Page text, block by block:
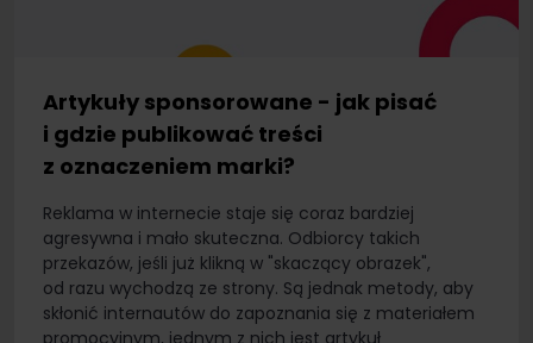
Artykuły sponsorowane - jak pisać
i gdzie publikować treści
z oznaczeniem marki?
Reklama w internecie staje się coraz bardziej
agresywna i mało skuteczna. Odbiorcy takich
przekazów, jeśli już klikną w "skaczący obrazek",
od razu wychodzą ze strony. Są jednak metody, aby
skłonić internautów do zapoznania się z materiałem